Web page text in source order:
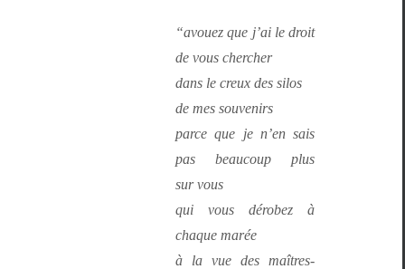
“avouez que j’ai le droit
de vous chercher
dans le creux des silos
de mes souvenirs
parce que je n’en sais
pas beau­coup plus
sur vous
qui vous dérobez à
chaque marée
à la vue des maîtres-